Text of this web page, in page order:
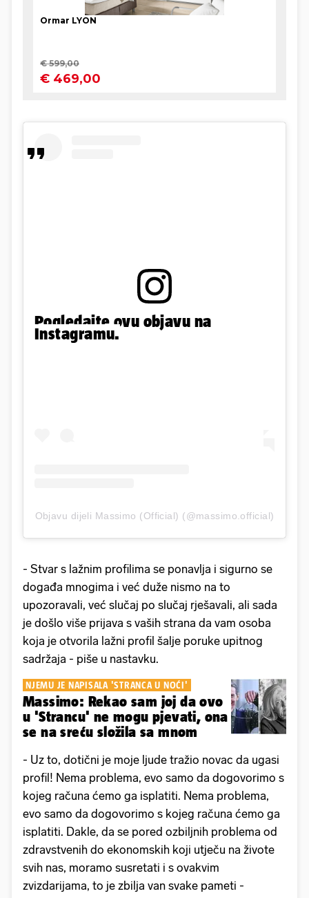
Pogledajte ovu objavu na
Instagramu.
Objavu dijeli Massimo (Official) (@massimo.official)
- Stvar s lažnim profilima se ponavlja i sigurno se
događa mnogima i već duže nismo na to
upozoravali, već slučaj po slučaj rješavali, ali sada
je došlo više prijava s vaših strana da vam osoba
koja je otvorila lažni profil šalje poruke upitnog
sadržaja - piše u nastavku.
NJEMU JE NAPISALA 'STRANCA U NOĆI'
Massimo: Rekao sam joj da ovo
u 'Strancu' ne mogu pjevati, ona
se na sreću složila sa mnom
- Uz to, dotični je moje ljude tražio novac da ugasi
profil! Nema problema, evo samo da dogovorimo s
kojeg računa ćemo ga isplatiti. Nema problema,
evo samo da dogovorimo s kojeg računa ćemo ga
isplatiti. Dakle, da se pored ozbiljnih problema od
zdravstvenih do ekonomskih koji utječu na živote
svih nas, moramo susretati i s ovakvim
zvizdarijama, to je zbilja van svake pameti -